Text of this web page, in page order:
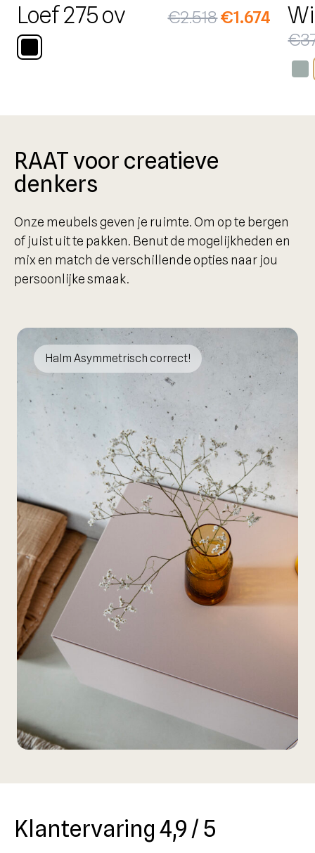
Loef 275 ov €2.518€1.674
€
RAAT voor creatieve
denkers
Onze meubels geven je ruimte. Om op te bergen
of juist uit te pakken. Benut de mogelijkheden en
mix en match de verschillende opties naar jou
persoonlijke smaak.
Halm Asymmetrisch correct!
Klantervaring 4,9 / 5